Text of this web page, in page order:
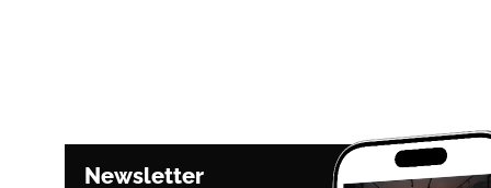
Newsletter